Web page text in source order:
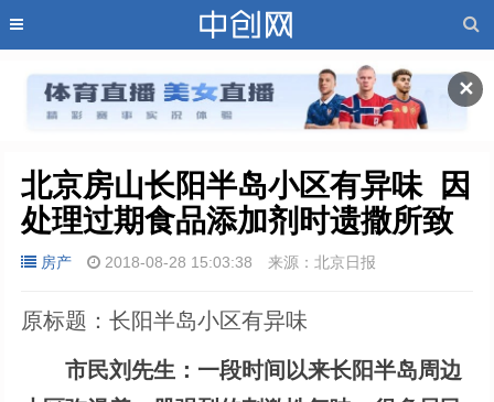
✕
北京房山长阳半岛小区有异味  因
处理过期食品添加剂时遗撒所致
房产 2018-08-28 15:03:38 来源：北京日报
原标题：长阳半岛小区有异味
市民刘先生：一段时间以来长阳半岛周边